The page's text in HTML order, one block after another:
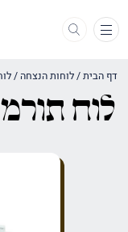
תפריט
דף הבית/לוחות הנצחה /
לוח